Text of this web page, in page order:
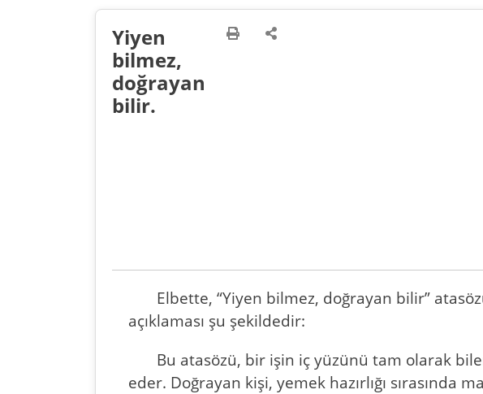
Yiyen
bilmez,
doğrayan
bilir.
Elbette, “Yiyen bilmez, doğrayan bilir”
açıklaması şu şekildedir:
Bu atasözü, bir işin iç yüzünü tam olarak
eder. Doğrayan kişi, yemek hazırlığı sırasında